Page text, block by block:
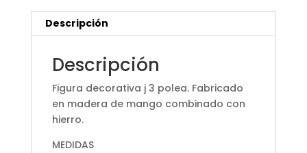
Descripción
Descripción
Figura decorativa j 3 polea. Fabricado
en madera de mango combinado con
hierro.
MEDIDAS